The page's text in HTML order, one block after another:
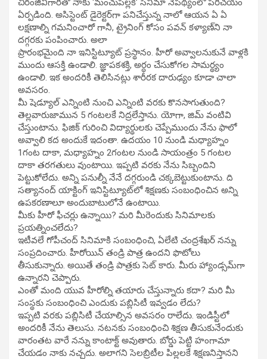
చిరంజీవిగారితో నాకు ‘మంచుపల్లకి’ సినిమా నేపథ్యంలో పరిచయం
ఏర్పడింది. అసిస్టెంట్‌ డైరెక్టర్‌గా పనిచేస్తున్న నాలో ఆయన ఏ ఏ
లక్షణాల్ని గమనించారో గానీ, ట్రైనింగ్‌ కోసం పవన్‌ కళ్యాణ్‌ని నా
దగ్గరకు పంపించారు. అలా
ప్రారంభమైంది నా ఇనిస్టిట్యూట్‌ ప్రస్థానం. హీరో అవ్వాలనుకునే వాళ్లకి
ముందు ఆసక్తి ఉండాలి. జ్ఞాపకశక్తి, అర్ధం చేసుకోగల సామర్థ్యం
ఉండాలి. ఇక అందరికీ తెలిసినట్లు శారీరక దారుఢ్యం కూడా చాలా
అవసరం.
మీ షెడ్యూల్‌ ఎన్నింటి నుంచి ఎన్నింటి వరకు కొనసాగుతుంది?
తెల్లవారుజామున 5 గంటలకే నిద్రలేస్తాను. యోగా, జిమ్‌ వంటివి
చేస్తుంటాను. ఫిజిక్‌ గురించి విద్యార్థులకు చెప్పేముందు నేను ఫాలో
అవ్వాలి కద అందుకే ఇదంతా. ఉదయం 10 నుండి మధ్యాహ్నం
1గంట దాకా, మధ్యాహ్నం 2గంటల నుండి సాయంత్రం 5 గంటల
దాకా తరగతులు వుంటాయి. ఇప్పటి వరకు నేను సిబ్బందిని
పెట్టుకోలేదు. అన్ని పనుల్నీ నేనే దగ్గరుండి చక్కబెట్టుకుంటాను. ది
సత్యానంద్‌ యాక్టింగ్‌ ఇనిస్టిట్యూట్‌లో శిక్షణకు సంబంధించిన అన్ని
ఉపకరణాలూ అందుబాటులోనే ఉంటాయి.
మీకు హీరో ఫీచర్లు ఉన్నాయి? మరి మీరెందుకు సినిమాలకు
ప్రయత్నించలేదు?
ఇటీవలే గోపీచంద్‌ సినిమాకి సంబంధించి, ఏలేటి చంద్రశేఖర్‌ నన్ను
సంప్రదించారు. హీరోయిన్‌ తండ్రి పాత్ర ఉందని ఫొటోలు
తీసుకున్నారు. అయితే తండ్రి పాత్రకు సెట్‌ కారు. మీరు హ్యాండ్సమ్‌గా
ఉన్నారని చెప్పారు.
ఎంతో మంది యువ హీరోల్ని తయారు చేస్తున్నారు కదా? మరి మీ
సంస్థకు సంబంధించి ఎందుకు పబ్లిసిటీ ఇవ్వడం లేదు?
ఇప్పటి వరకు పబ్లిసిటీ చేయాల్సిన అవసరం రాలేదు. ఇండిస్టీలో
అందరికీ నేను తెలుసు. నటనకు సంబంధించి శిక్షణ తీసుకునేందుకు
వారంతట వారే నన్ను కాంటాక్ట్‌ అవుతారు. బోర్డు పెట్టి హంగామా
చేయడం నాకు నచ్చదు. అలాగని సెలబ్రిటీల పిల్లలకే శిక్షణనిస్తానని